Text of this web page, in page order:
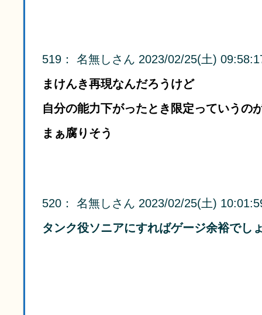
519 ： 名無しさん 2023/02/25(土)
まけんき再現なんだろうけど
自分の能力下がったとき限定っていうの
まぁ腐りそう
520 ： 名無しさん 2023/02/25(土)
タンク役ソニアにすればゲージ余裕でし